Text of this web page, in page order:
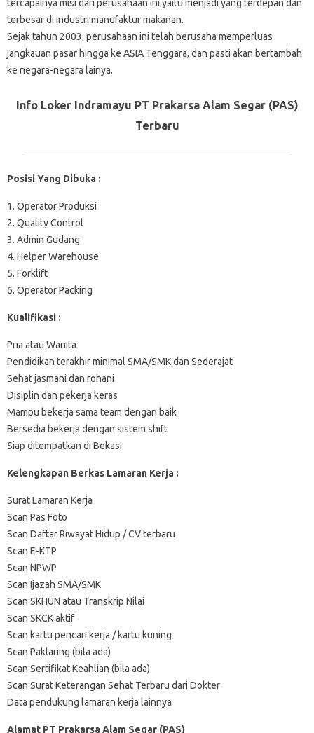
tercapainya misi dari perusahaan ini yaitu menjadi yang terdepan dan
terbesar di industri manufaktur makanan.
Sejak tahun 2003, perusahaan ini telah berusaha memperluas
jangkauan pasar hingga ke ASIA Tenggara, dan pasti akan bertambah
ke negara-negara lainya.
Info Loker Indramayu PT Prakarsa Alam Segar (PAS)
Terbaru
Posisi Yang Dibuka :
1. Operator Produksi
2. Quality Control
3. Admin Gudang
4. Helper Warehouse
5. Forklift
6. Operator Packing
Kualifikasi :
Pria atau Wanita
Pendidikan terakhir minimal SMA/SMK dan Sederajat
Sehat jasmani dan rohani
Disiplin dan pekerja keras
Mampu bekerja sama team dengan baik
Bersedia bekerja dengan sistem shift
Siap ditempatkan di Bekasi
Kelengkapan Berkas Lamaran Kerja :
Surat Lamaran Kerja
Scan Pas Foto
Scan Daftar Riwayat Hidup / CV terbaru
Scan E-KTP
Scan NPWP
Scan Ijazah SMA/SMK
Scan SKHUN atau Transkrip Nilai
Scan SKCK aktif
Scan kartu pencari kerja / kartu kuning
Scan Paklaring (bila ada)
Scan Sertifikat Keahlian (bila ada)
Scan Surat Keterangan Sehat Terbaru dari Dokter
Data pendukung lamaran kerja lainnya
Alamat PT Prakarsa Alam Segar (PAS)